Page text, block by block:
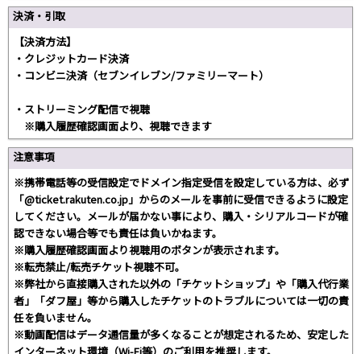
決済・引取
【決済方法】
・クレジットカード決済
・コンビニ決済（セブンイレブン/ファミリーマート）
・ストリーミング配信で視聴
※購入履歴確認画面より、視聴できます
注意事項
※携帯電話等の受信設定でドメイン指定受信を設定している方は、必ず
「@ticket.rakuten.co.jp」からのメールを事前に受信できるように設定
してください。メールが届かない事により、購入・シリアルコードが確
認できない場合等でも責任は負いかねます。
※購入履歴確認画面より視聴用のボタンが表示されます。
※転売禁止/転売チケット視聴不可。
※弊社から直接購入された以外の「チケットショップ」や「購入代行業
者」「ダフ屋」等から購入したチケットのトラブルについては一切の責
任を負いません。
※動画配信はデータ通信量が多くなることが想定されるため、安定した
インターネット環境（Wi-Fi等）のご利用を推奨します。